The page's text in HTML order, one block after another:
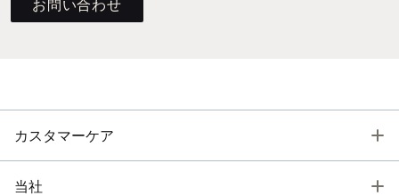
お問い合わせ
カスタマーケア
当社